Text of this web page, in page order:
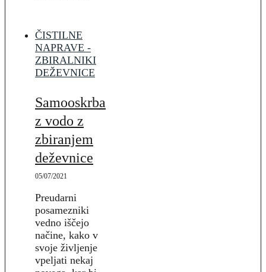
ČISTILNE
NAPRAVE -
ZBIRALNIKI
DEŽEVNICE
Samooskrba
z vodo z
zbiranjem
deževnice
05/07/2021
Preudarni
posamezniki
vedno iščejo
načine, kako v
svoje življenje
vpeljati nekaj